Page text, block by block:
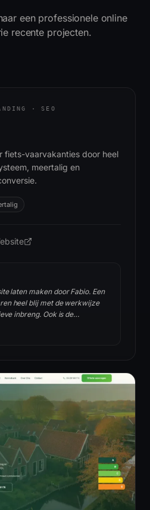
een professionele online
recente projecten.
· SEO
fiets-vaarvakanties door heel
meertalig en
tabblad)
laten maken door Fabio. Een
heel blij met de werkwijze
inbreng. Ook is de